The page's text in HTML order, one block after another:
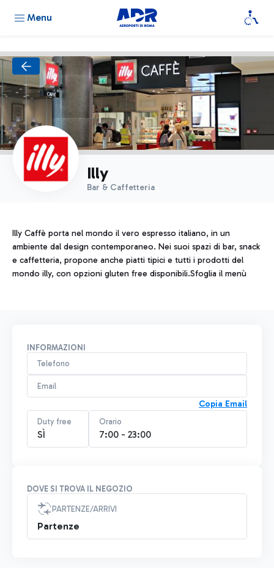
Menu
Illy
Bar & Caffetteria
Illy Caffè porta nel mondo il vero espresso italiano, in un
ambiente dal design contemporaneo. Nei suoi spazi di bar, snack
e caffetteria, propone anche piatti tipici e tutti i prodotti del
mondo illy, con opzioni gluten free disponibili.Sfoglia il menù
INFORMAZIONI
Telefono
Email
Copia Email
Duty free
SÌ
Orario
7:00 - 23:00
DOVE SI TROVA IL NEGOZIO
PARTENZE/ARRIVI
Partenze